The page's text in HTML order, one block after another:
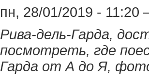
пн, 28/01/2019 - 11:20
Рива-дель-Гарда,
посмотреть, где
Гарда от А до Я,